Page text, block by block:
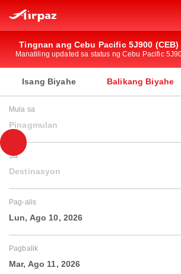
Tingnan ang Cebu Pacific 5J900
Manatiling updated sa status ng Cebu Pacific
Isang Biyahe Balikang Biyahe
Mula sa
Pinagmulan
Sa
Destinasyon
Pag-alis
Lun, Ago 10, 2026
Pagbalik
Mar, Ago 11, 2026